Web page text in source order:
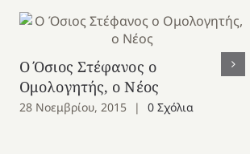
Ο Όσιος Στέφανος ο
Ομολογητής, ο Νέος
28 Νοεμβρίου, 2015 | 0 Σχόλια